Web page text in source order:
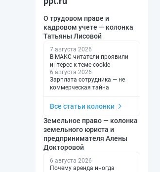
О трудовом праве и
кадровом учете — колонка
Татьяны Лисовой
7 августа 2026
В МАКС читатели проявили
интерес к теме cookie
6 августа 2026
Зарплата сотрудника — не
коммерческая тайна
Все статьи колонки
Земельное право — колонка
земельного юриста и
предпринимателя Алены
Докторовой
6 августа 2026
Почему аренда иногда